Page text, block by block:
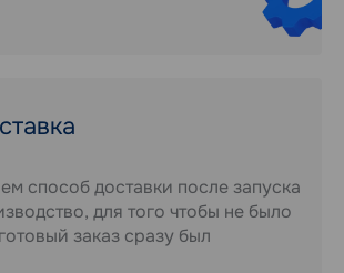
способ доставки после запуска
для того чтобы не было
заказ сразу был